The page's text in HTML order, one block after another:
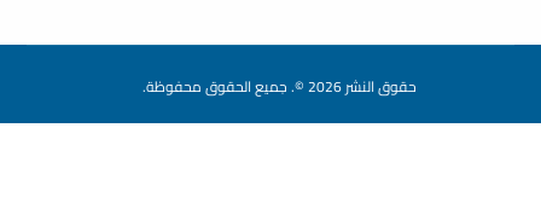
حقوق النشر 2026 ©. جميع الحقوق محفوظة.